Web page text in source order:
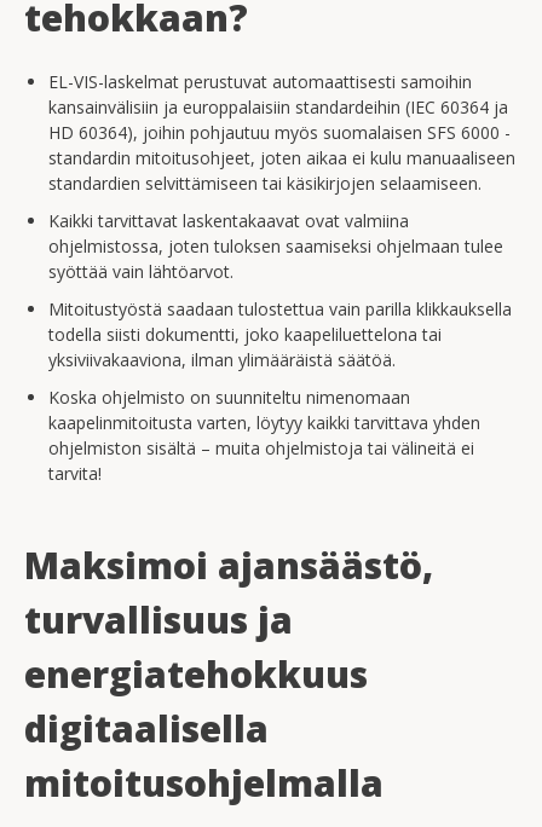
tehokkaan?
EL-VIS-laskelmat perustuvat automaattisesti samoihin
kansainvälisiin ja europpalaisiin standardeihin (IEC 60364 ja
HD 60364), joihin pohjautuu myös suomalaisen SFS 6000 -
standardin mitoitusohjeet, joten aikaa ei kulu manuaaliseen
standardien selvittämiseen tai käsikirjojen selaamiseen.
Kaikki tarvittavat laskentakaavat ovat valmiina
ohjelmistossa, joten tuloksen saamiseksi ohjelmaan tulee
syöttää vain lähtöarvot.
Mitoitustyöstä saadaan tulostettua vain parilla klikkauksella
todella siisti dokumentti, joko kaapeliluettelona tai
yksiviivakaaviona, ilman ylimääräistä säätöä.
Koska ohjelmisto on suunniteltu nimenomaan
kaapelinmitoitusta varten, löytyy kaikki tarvittava yhden
ohjelmiston sisältä – muita ohjelmistoja tai välineitä ei
tarvita!
Maksimoi ajansäästö,
turvallisuus ja
energiatehokkuus
digitaalisella
mitoitusohjelmalla